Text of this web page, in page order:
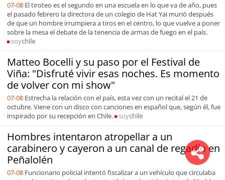
07-08 El tiroteo es el segundo en una escuela en lo que va de año, pues
el pasado febrero la directora de un colegio de Hat Yai murió después
de que un hombre irrumpiera a tiros en el centro, lo que vuelve a poner
sobre la mesa el debate de la tenencia de armas de fuego en el país.
soychile
Matteo Bocelli y su paso por el Festival de
Viña: "Disfruté vivir esas noches. Es momento
de volver con mi show"
07-08 Estrecha la relación con el país, esta vez con un recital el 21 de
octubre. Viene con un disco con canciones en español que, según él, fue
inspirado por su recepción en Chile.
soychile
Hombres intentaron atropellar a un
carabinero y cayeron a un canal de regadío en
Peñalolén
07-08 Funcionario policial intentó fiscalizar a un vehículo que circulaba